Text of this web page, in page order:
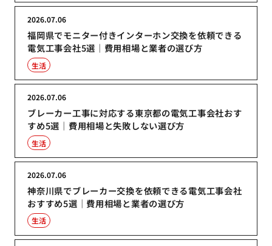
福岡県でモニター付きインターホン交換を依頼できる
電気工事会社5選｜費用相場と業者の選び方
2026.07.06
生活
ブレーカー工事に対応する東京都の電気工事会社おす
すめ5選｜費用相場と失敗しない選び方
2026.07.06
生活
神奈川県でブレーカー交換を依頼できる電気工事会社
おすすめ5選｜費用相場と業者の選び方
2026.07.06
生活